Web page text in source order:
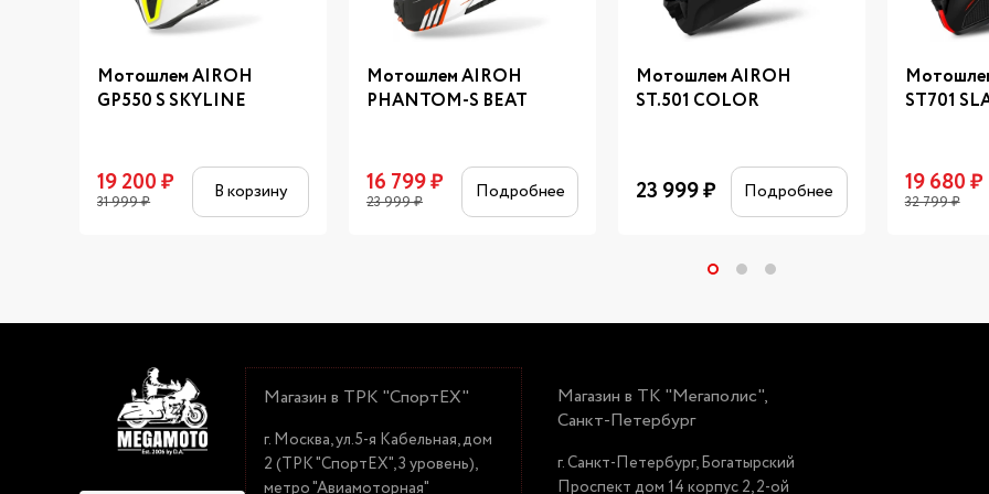
Мотошлем AIROH
GP550 S SKYLINE
19 200₽
31 999₽ В корзину
Мотошлем AIROH
PHANTOM-S BEAT
16 799₽
23 999₽ Подробнее
Мотошлем AIROH
ST.501 COLOR
23 999₽ Подробнее
ST701
19 680₽
32 799₽
Магазин в ТРК "СпортЕХ"
г. Москва, ул.5-я Кабельная, дом
2 (ТРК "СпортЕХ", 3 уровень),
метро "Авиамоторная"
Магазин в ТК "Мегаполис",
Санкт-Петербург
г. Санкт-Петербург, Богатырский
Проспект дом 14 корпус 2, 2-ой